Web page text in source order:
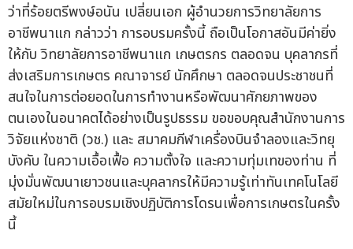
ว่าที่ร้อยตรีพงษ์อนัน เปลี่ยนเอก ผู้อำนวยการวิทยาลัยการ
อาชีพนาแก กล่าวว่า การอบรมครั้งนี้ ถือเป็นโอกาสอันมีค่ายิ่ง
ให้กับ วิทยาลัยการอาชีพนาแก เกษตรกร ตลอดจน บุคลากรที่
ส่งเสริมการเกษตร คณาจารย์ นักศึกษา ตลอดจนประชาชนที่
สนใจในการต่อยอดในการทำงานหรือพัฒนาศักยภาพของ
ตนเองในอนาคตได้อย่างเป็นรูปธรรม ขอขอบคุณสำนักงานการ
วิจัยแห่งชาติ (วช.) และ สมาคมกีฬาเครื่องบินจำลองและวิทยุ
บังคับ ในความเอื้อเฟื้อ ความตั้งใจ และความทุ่มเทของท่าน ที่
มุ่งมั่นพัฒนาเยาวชนและบุคลากรให้มีความรู้เท่าทันเทคโนโลยี
สมัยใหม่ในการอบรมเชิงปฏิบัติการโดรนเพื่อการเกษตรในครั้ง
นี้